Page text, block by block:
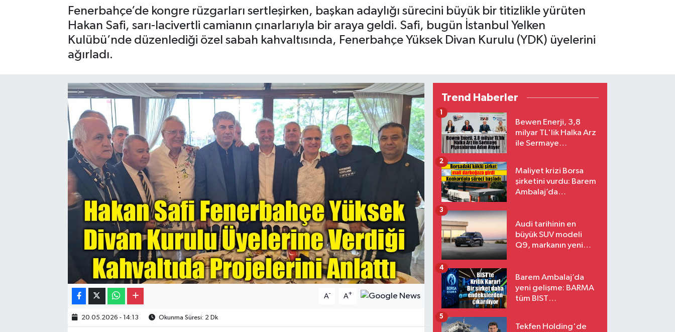
Fenerbahçe’de kongre rüzgarları sertleşirken, başkan adaylığı sürecini büyük bir titizlikle yürüten
Hakan Safi, sarı-lacivertli camianın çınarlarıyla bir araya geldi. Safi, bugün İstanbul Yelken
Kulübü’nde düzenlediği özel sabah kahvaltısında, Fenerbahçe Yüksek Divan Kurulu (YDK) üyelerini
ağırladı.
A- A+
20.05.2026 - 14:13 Okunma Süresi: 2 Dk
Trend Haberler
Bewen Enerji, 3,8
milyar TL'lik Halka Arz
ile Sermaye
1
Maliyet krizi Borsa
şirketini vurdu: Barem
Ambalaj’da
2
Audi tarihinin en
büyük SUV modeli
Q9, markanın yeni
3
Barem Ambalaj’da
yeni gelişme: BARMA
tüm BIST
4
Tekfen Holding'de
5